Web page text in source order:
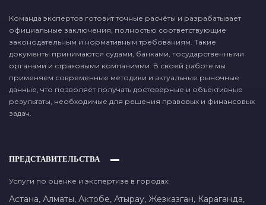
Команда экспертов готовит точные расчёты и разрабатывает
официальные заключения, полностью соответствующие
законодательным и нормативным требованиям. Такие
документы принимаются судами, банками, государственными
органами и страховыми компаниями. В своей работе мы
применяем современные методики и актуальные рыночные
данные, что позволяет получать достоверные и объективные
результаты, необходимые для решения правовых и финансовых
задач.
ПРЕДСТАВИТЕЛЬСТВА
Услуги по оценке и экспертизе в городах:
Астана, Алматы, Актобе, Атырау, Жезказган, Караганда,